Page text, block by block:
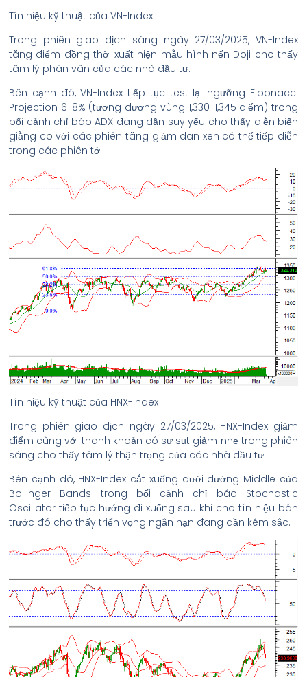
Tín hiệu kỹ thuật của VN-Index
Trong phiên giao dịch sáng ngày 27/03/2025, VN-Index
tăng điểm đồng thời xuất hiện mẫu hình nến Doji cho thấy
tâm lý phân vân của các nhà đầu tư.
Bên cạnh đó, VN-Index tiếp tục test lại ngưỡng Fibonacci
Projection 61.8% (tương đương vùng 1,330-1,345 điểm) trong
bối cảnh chỉ báo ADX đang dần suy yếu cho thấy diễn biến
giằng co với các phiên tăng giảm đan xen có thể tiếp diễn
trong các phiên tới.
Tín hiệu kỹ thuật của HNX-Index
Trong phiên giao dịch ngày 27/03/2025, HNX-Index giảm
điểm cùng với thanh khoản có sự sụt giảm nhẹ trong phiên
sáng cho thấy tâm lý thận trọng của các nhà đầu tư.
Bên cạnh đó, HNX-Index cắt xuống dưới đường Middle của
Bollinger Bands trong bối cảnh chỉ báo Stochastic
Oscillator tiếp tục hướng đi xuống sau khi cho tín hiệu bán
trước đó cho thấy triển vọng ngắn hạn đang dần kém sắc.